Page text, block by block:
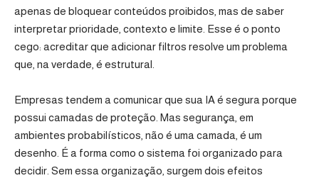
apenas de bloquear conteúdos proibidos, mas de saber
interpretar prioridade, contexto e limite. Esse é o ponto
cego: acreditar que adicionar filtros resolve um problema
que, na verdade, é estrutural.
Empresas tendem a comunicar que sua IA é segura porque
possui camadas de proteção. Mas segurança, em
ambientes probabilísticos, não é uma camada, é um
desenho. É a forma como o sistema foi organizado para
decidir. Sem essa organização, surgem dois efeitos